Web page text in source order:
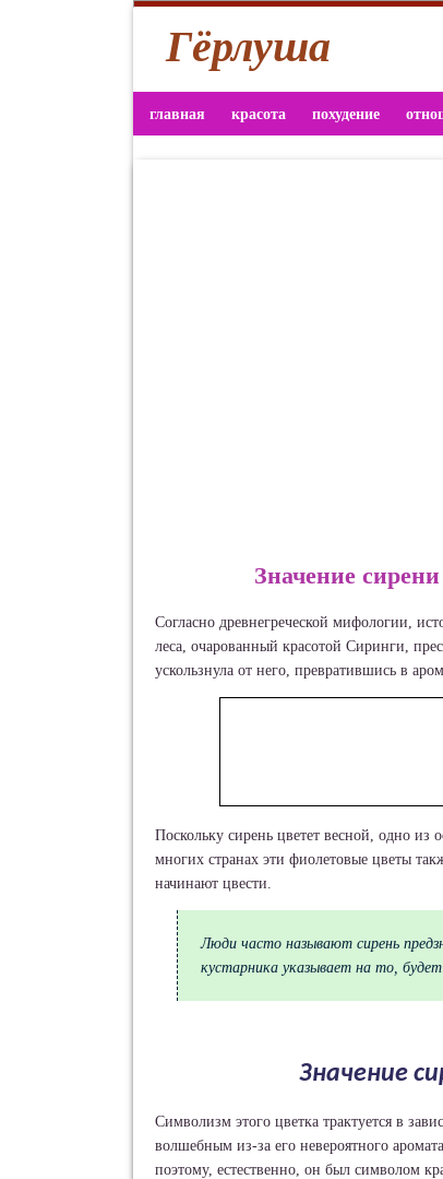
Гёрлуша
главная красота похудение
Значение
Согласно древнегреческой мифологии,
леса, очарованный красотой Сиринги,
ускользнула от него, превратившись в
Поскольку сирень цветет весной, одно из
многих странах эти фиолетовые цветы
начинают цвести.
Люди часто называют сирень
кустарника указывает на то, будет
Значение
Символизм этого цветка трактуется в
волшебным из-за его невероятного
поэтому, естественно, он был символом